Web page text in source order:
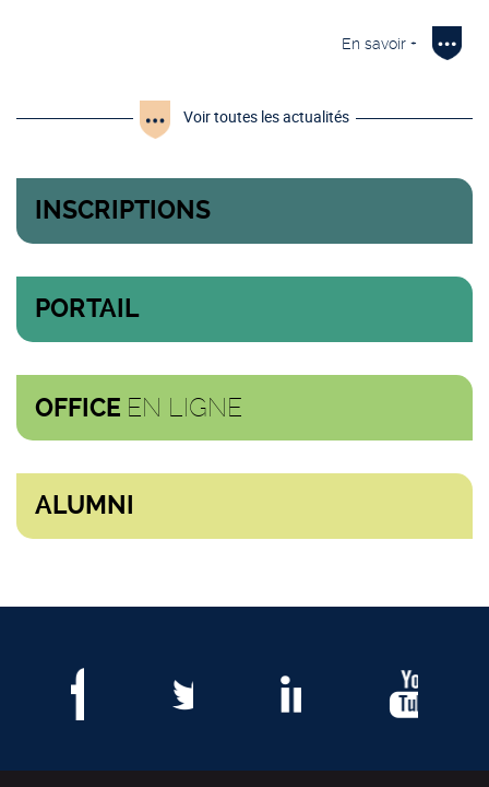
En savoir +
Voir toutes les actualités
INSCRIPTIONS
PORTAIL
OFFICE EN LIGNE
ALUMNI